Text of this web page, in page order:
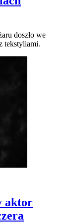
doszło we
tekstyliami.
aktor